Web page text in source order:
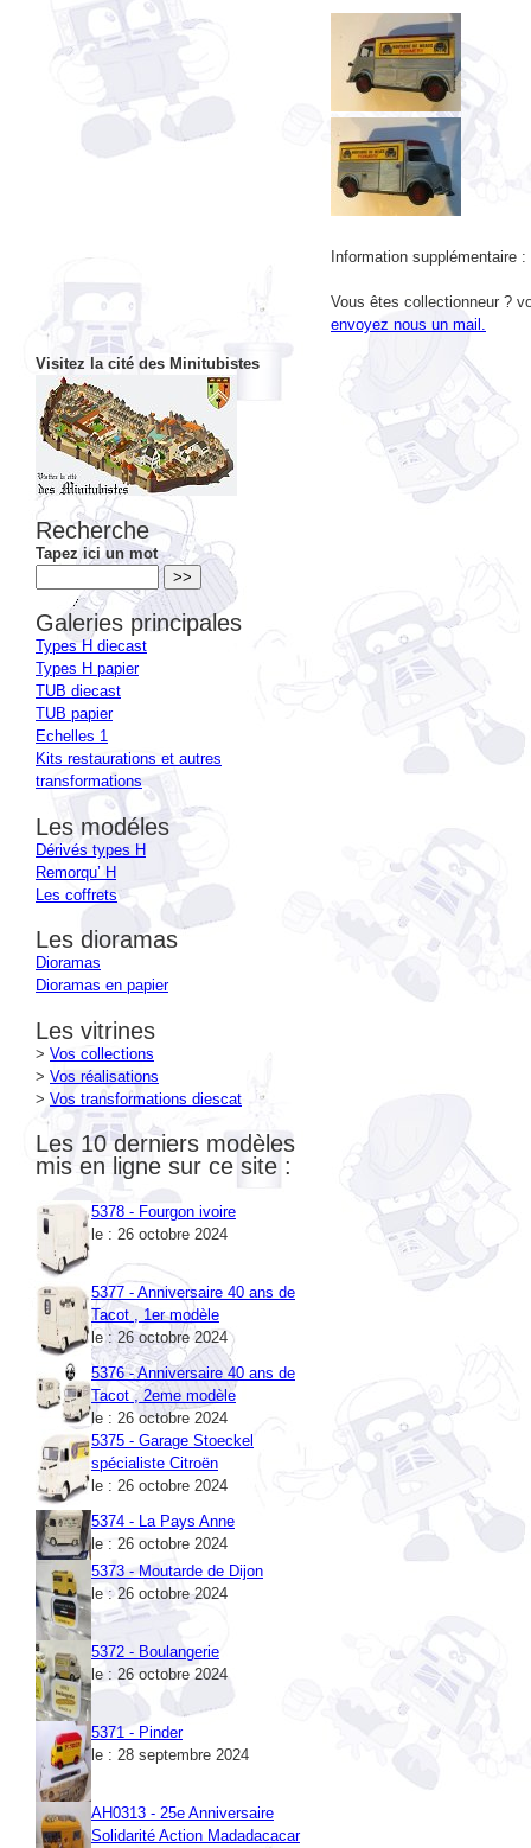
Information supplémentaire :
Vous êtes collectionneur ?
Visitez la cité des Minitubistes
Recherche
Tapez ici un mot
Galeries principales
Types H diecast
Types H papier
TUB diecast
TUB papier
Echelles 1
Kits restaurations et autres
transformations
Les modéles
Dérivés types H
Remorqu’ H
Les coffrets
Les dioramas
Dioramas
Dioramas en papier
Les vitrines
>
Vos collections
>Vos réalisations
> Vos transformations diescat
Les 10 derniers modèles
mis en ligne sur ce site :
5378 - Fourgon ivoire
le : 26 octobre 2024
Tacot , 1er modèle
le : 26 octobre 2024
5376 - Anniversaire 40 ans de
Tacot , 2eme modèle
le : 26 octobre 2024
5375 - Garage Stoeckel
spécialiste Citroën
le : 26 octobre 2024
5374 - La Pays Anne
5373 - Moutarde de Dijon
le : 26 octobre 2024
5372 - Boulangerie
le : 26 octobre 2024
5371 - Pinder
le : 28 septembre 2024
le : 28 septembre 2024